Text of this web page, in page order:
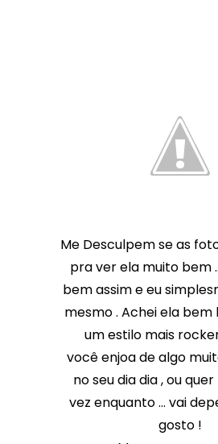
Me Desculpem se as
pra ver ela muito bem
bem assim e eu
mesmo . Achei ela
um estilo mais
você enjoa de algo
no seu dia dia , ou
vez enquanto ... vai
gosto !